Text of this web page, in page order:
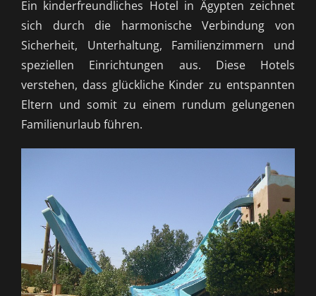
Ein kinderfreundliches Hotel in Ägypten zeichnet
sich durch die harmonische Verbindung von
Sicherheit, Unterhaltung, Familienzimmern und
speziellen Einrichtungen aus. Diese Hotels
verstehen, dass glückliche Kinder zu entspannten
Eltern und somit zu einem rundum gelungenen
Familienurlaub führen.